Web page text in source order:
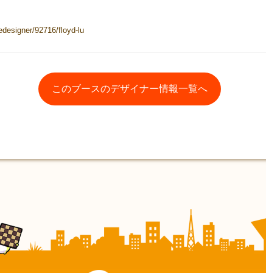
92716/floyd-lu
このブースのデザイナー情報一覧へ